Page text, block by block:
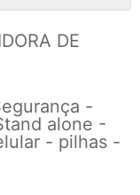
DE
-
alone -
- pilhas -